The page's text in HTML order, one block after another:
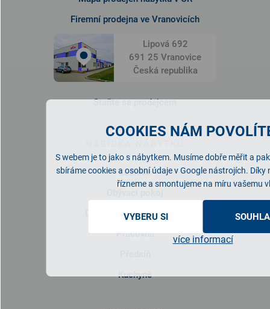
COOKIES NÁM
S webem je to jako s nábytkem. Musíme dobře měřit a
sbíráme cookies a osobní údaje v Google nástrojích. Díky
řízneme a smontujeme na míru vašemu
VYBERU SI
více informací
Firemní prodejna ve Vranovicích
Lipová 692
691 25 Vranovice
Česká republika
Staňte se prodejcem
Ložnice
Dětský/studentský pokoj
Pracovna
Kuchyně